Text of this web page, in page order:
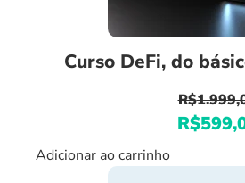
Curso DeFi, do
R$
O
original
R$
Adicionar ao carrinho